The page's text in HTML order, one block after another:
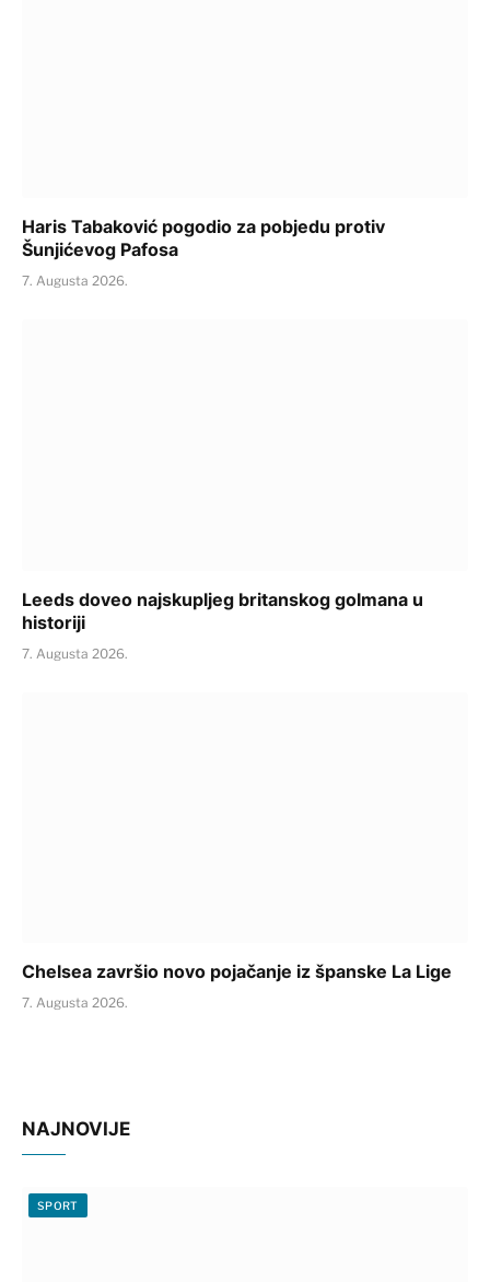
Haris Tabaković pogodio za pobjedu protiv
Šunjićevog Pafosa
7. Augusta 2026.
Leeds doveo najskupljeg britanskog golmana u
historiji
7. Augusta 2026.
Chelsea završio novo pojačanje iz španske La Lige
7. Augusta 2026.
NAJNOVIJE
SPORT